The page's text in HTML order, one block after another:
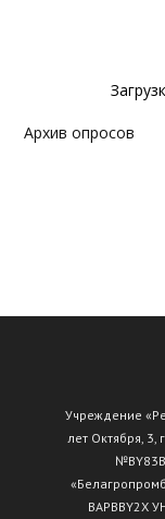
Архив опросов
Учреждение
лет Октября, 3,
BAPBBY2X